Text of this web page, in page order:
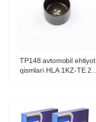
TP148 avtomobil ehtiyot
qismlari HLA 1KZ-TE 2L